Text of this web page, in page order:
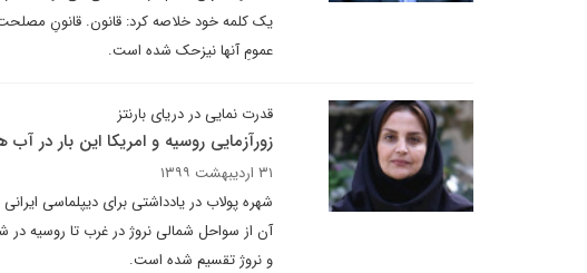
یک کلمه خود خلاصه کرد: قانون. قانونِ مصلحت
عمومِ آنها نیزحک شده است.
قدرت نمایی در دریای بارنتز
زورآزمایی روسیه و امریکا این بار در
۳۱ اردیبهشت ۱۳۹۹
شهره پولاب در یادداشتی برای دیپلماسی
آن از سواحل شمالی نروژ در غرب تا روسیه
و نروژ تقسیم شده است.